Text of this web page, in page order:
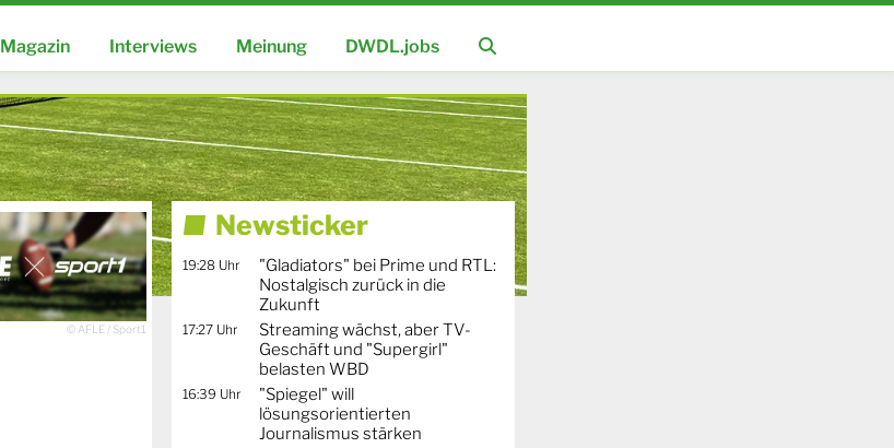
Magazin Interviews Meinung DWDL.jobs
© AFLE / Sport1
Newsticker
19:28 Uhr
"Gladiators" bei Prime und RTL:
Nostalgisch zurück in die
Zukunft
17:27 Uhr
Streaming wächst, aber TV-
Geschäft und "Supergirl"
belasten WBD
16:39 Uhr
"Spiegel" will
lösungsorientierten
Journalismus stärken